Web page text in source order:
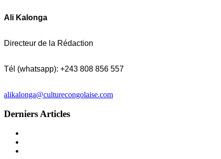
Ali Kalonga
Directeur de la Rédaction
Tél (whatsapp): +243 808 856 557
alikalonga@culturecongolaise.com
Derniers Articles